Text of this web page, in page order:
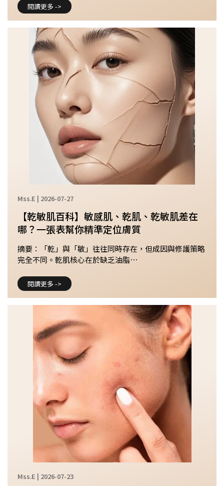
閱讀更多 ->
【乾敏肌百科】敏感肌、乾肌、乾敏肌差在
哪？一張表幫你精準定位膚質
Mss.E | 2026-07-27
摘要：「乾」與「敏」往往同時存在，但成因與修護策略
完全不同。乾肌核心在於缺乏油脂⋯
閱讀更多 ->
Mss.E | 2026-07-23